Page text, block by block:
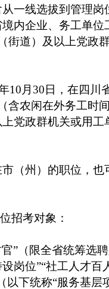
一线选拔到管理岗
内企业、务工单
街道）及以上党政
10月30日，在四川
含农闲在外务工时
党政群机关或用工
（州）的职位，也
招考对象：
”（限全省统筹选
岗位”“社工人才百
以下统称“服务基层